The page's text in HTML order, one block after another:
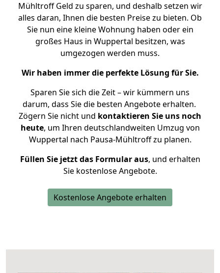
Mühltroff Geld zu sparen, und deshalb setzen wir
alles daran, Ihnen die besten Preise zu bieten. Ob
Sie nun eine kleine Wohnung haben oder ein
großes Haus in Wuppertal besitzen, was
umgezogen werden muss.
Wir haben immer die perfekte Lösung für Sie.
Sparen Sie sich die Zeit – wir kümmern uns
darum, dass Sie die besten Angebote erhalten.
Zögern Sie nicht und kontaktieren Sie uns noch
heute, um Ihren deutschlandweiten Umzug von
Wuppertal nach Pausa-Mühltroff zu planen.
Füllen Sie jetzt das Formular aus, und erhalten
Sie kostenlose Angebote.
Kostenlose Angebote erhalten